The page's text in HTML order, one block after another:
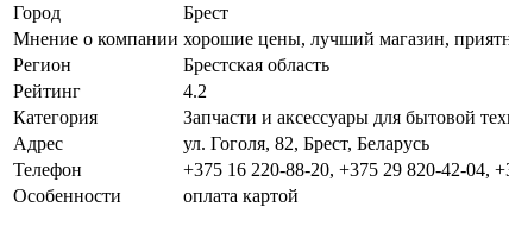
Город
Брест
Мнение о компании хорошие цены, лучший магазин,
Регион
Брестская область
Рейтинг
4.2
Категория
Запчасти и аксессуары для бытовой
Адрес
ул. Гоголя, 82, Брест, Беларусь
Телефон
+375 16 220-88-20, +375 29 820-42-04,
Особенности
оплата картой